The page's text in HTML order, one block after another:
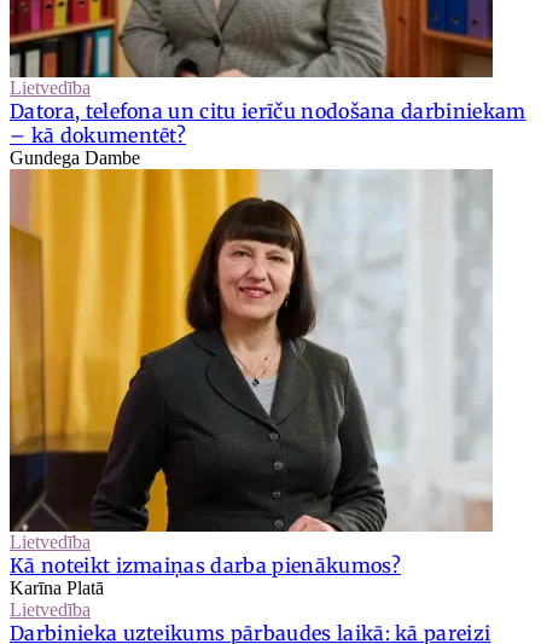
Lietvedība
Datora, telefona un citu ierīču nodošana darbiniekam
– kā dokumentēt?
Gundega Dambe
Lietvedība
Kā noteikt izmaiņas darba pienākumos?
Karīna Platā
Lietvedība
Darbinieka uzteikums pārbaudes laikā: kā pareizi